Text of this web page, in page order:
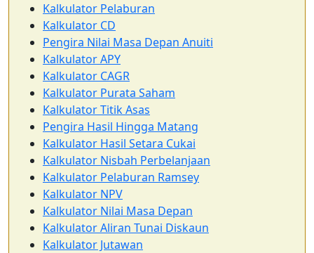
Kalkulator Pelaburan
Kalkulator CD
Pengira Nilai Masa Depan Anuiti
Kalkulator APY
Kalkulator CAGR
Kalkulator Purata Saham
Kalkulator Titik Asas
Pengira Hasil Hingga Matang
Kalkulator Hasil Setara Cukai
Kalkulator Nisbah Perbelanjaan
Kalkulator Pelaburan Ramsey
Kalkulator NPV
Kalkulator Nilai Masa Depan
Kalkulator Aliran Tunai Diskaun
Kalkulator Jutawan